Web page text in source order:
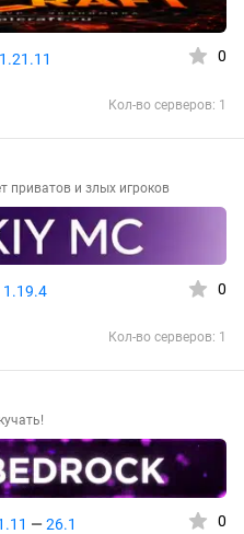
1.21.11 0
Кол-во серверов: 1
приватов и злых игроков
1.19.4 0
Кол-во серверов: 1
— 26.1 0